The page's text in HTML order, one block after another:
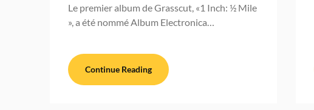
Le premier album de Grasscut, «1 Inch: ½ Mile
», a été nommé Album Electronica…
Continue Reading